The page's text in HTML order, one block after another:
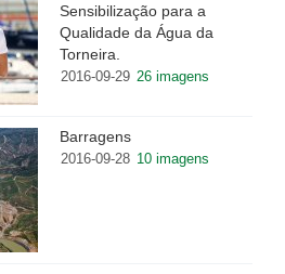
Sensibilização para a
Qualidade da Água da
Torneira.
2016-09-29 26 imagens
Barragens
2016-09-28 10 imagens